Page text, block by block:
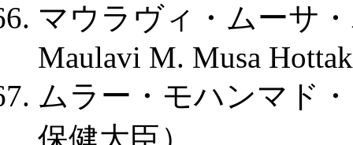
マウラヴィ・ムーサ
Maulavi M. Musa
ムラー・モハンマド